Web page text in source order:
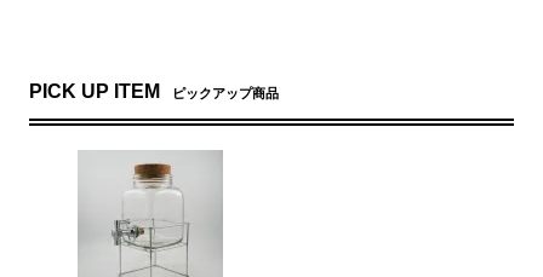
PICK UP ITEM ピックアップ商品